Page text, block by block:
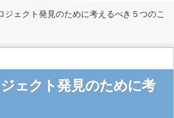
ジェクト発見のために考えるべき５つのこ
ェクト発見のために考